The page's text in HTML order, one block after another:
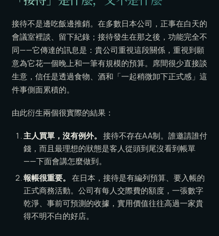
接待不是邊吃飯邊推銷。在多數日本公司，正事在白天的
會議室裡談、留下紀錄；接待發生在那之後，功能完全不
同——它傳達的訊息是：貴公司重視這段關係，重視到願
意為它花一個晚上和一筆有規模的預算。席間很少直接談
生意，信任是透過食物、酒和「一起稍微卸下正式感」這
件事側面累積的。
由此衍生兩個很實際的結果：
主人買單，沒有例外。 接待不存在AA制。誰邀請誰付
錢，而且最理想的狀態是客人從頭到尾沒看到帳單
——下面會講怎麼做到。
報帳很重要。 在日本，接待是有編列預算、要入帳的
正式商務活動。公司有每人交際費的額度，一張數字
乾淨、事前可預測的收據，實用價值往往高過一家貴
得不明不白的好店。